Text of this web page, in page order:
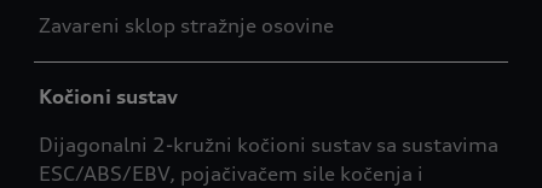
Zavareni sklop stražnje osovine
Kočioni sustav
Dijagonalni 2-kružni kočioni sustav sa sustavima
ESC/ABS/EBV, pojačivačem sile kočenja i